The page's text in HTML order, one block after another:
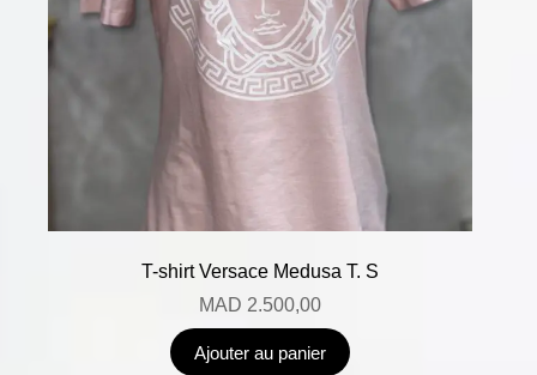
T-shirt Versace Medusa T. S
MAD 2.500,00
Ajouter au panier